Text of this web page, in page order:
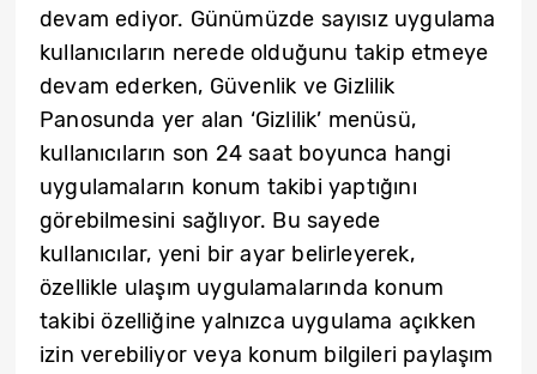
devam ediyor. Günümüzde sayısız uygulama
kullanıcıların nerede olduğunu takip etmeye
devam ederken, Güvenlik ve Gizlilik
Panosunda yer alan ‘Gizlilik’ menüsü,
kullanıcıların son 24 saat boyunca hangi
uygulamaların konum takibi yaptığını
görebilmesini sağlıyor. Bu sayede
kullanıcılar, yeni bir ayar belirleyerek,
özellikle ulaşım uygulamalarında konum
takibi özelliğine yalnızca uygulama açıkken
izin verebiliyor veya konum bilgileri paylaşım